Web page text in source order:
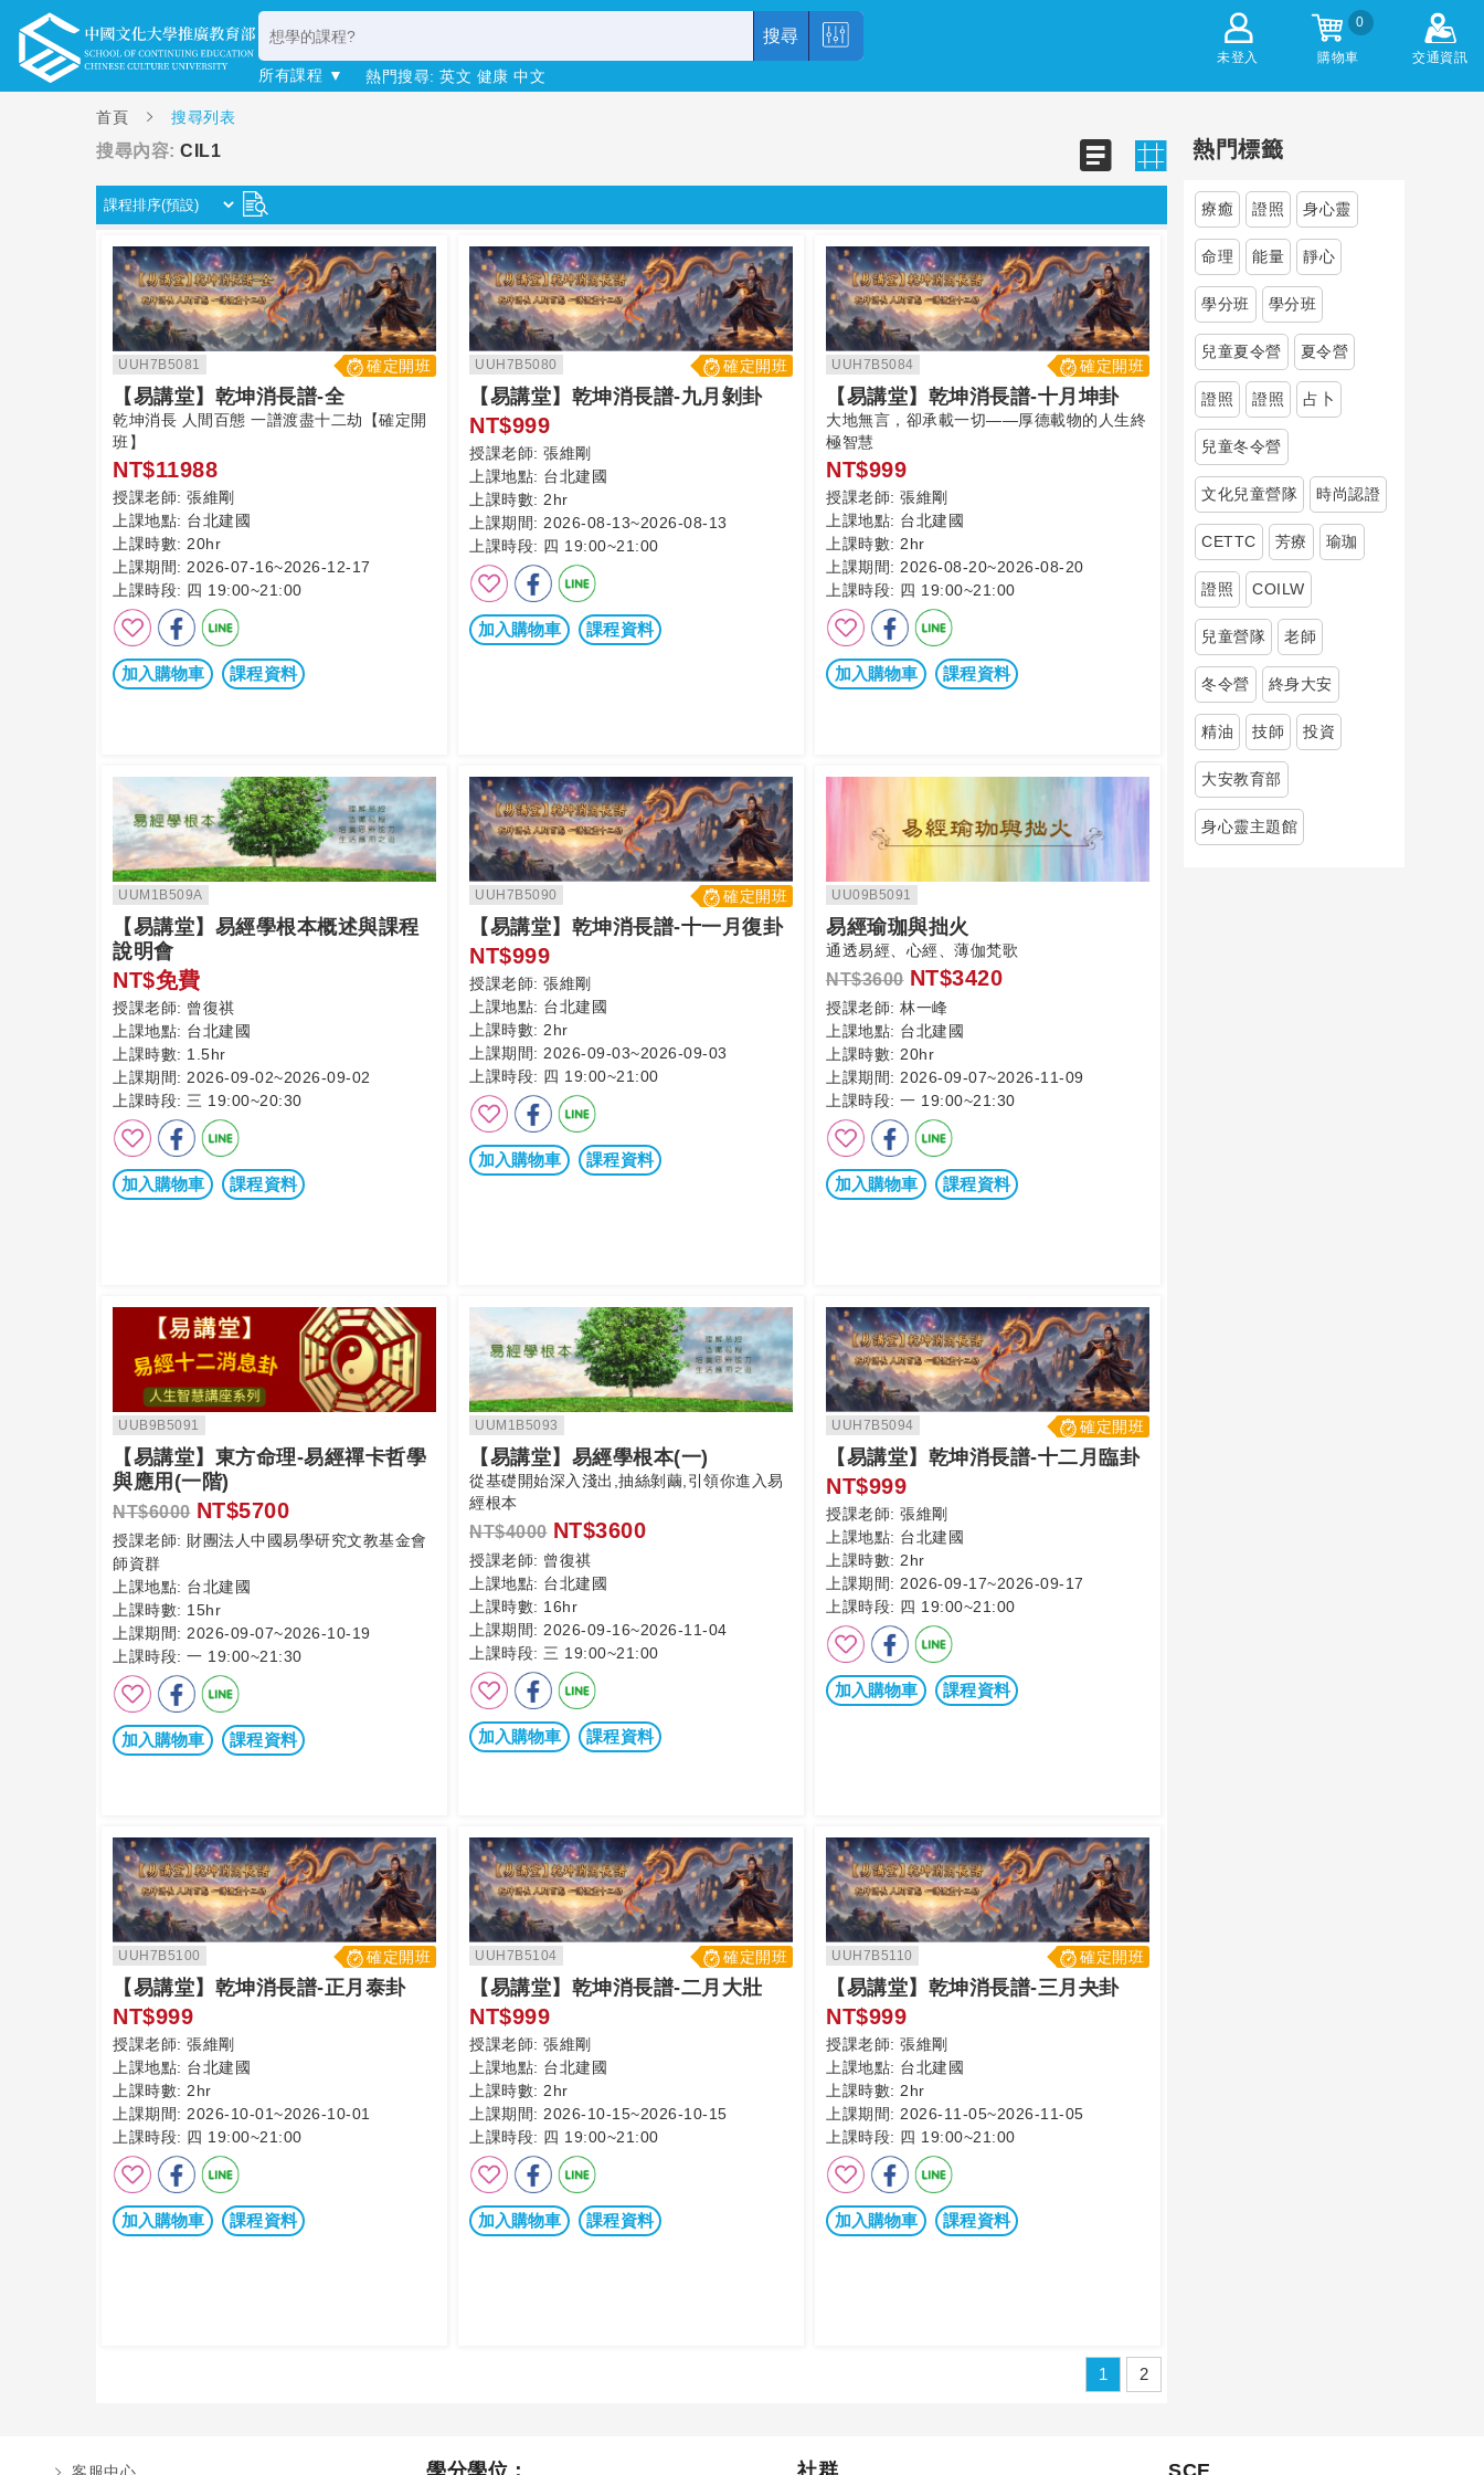
未登入
0
購物車 交通資訊
搜尋
所有課程 ▼ 熱門搜尋: 英文 健康 中文
首頁 搜尋列表
搜尋內容: CIL1
UUH7B5081 確定開班
【易講堂】乾坤消長譜-全
乾坤消長 人間百態 一譜渡盡十二劫【確定開
班】
NT$11988
授課老師: 張維剛
上課地點: 台北建國
上課時數: 20hr
上課期間: 2026-07-16~2026-12-17
上課時段: 四 19:00~21:00
加入購物車 課程資料
UUH7B5080 確定開班
【易講堂】乾坤消長譜-九月剝卦
NT$999
授課老師: 張維剛
上課地點: 台北建國
上課時數: 2hr
上課期間: 2026-08-13~2026-08-13
上課時段: 四 19:00~21:00
加入購物車 課程資料
UUH7B5084 確定開班
【易講堂】乾坤消長譜-十月坤卦
大地無言，卻承載一切——厚德載物的人生終
極智慧
NT$999
授課老師: 張維剛
上課地點: 台北建國
上課時數: 2hr
上課期間: 2026-08-20~2026-08-20
上課時段: 四 19:00~21:00
加入購物車 課程資料
UUM1B509A
【易講堂】易經學根本概述與課程
說明會
NT$免費
授課老師: 曾復祺
上課地點: 台北建國
上課時數: 1.5hr
上課期間: 2026-09-02~2026-09-02
上課時段: 三 19:00~20:30
加入購物車 課程資料
UUH7B5090 確定開班
【易講堂】乾坤消長譜-十一月復卦
NT$999
授課老師: 張維剛
上課地點: 台北建國
上課時數: 2hr
上課期間: 2026-09-03~2026-09-03
上課時段: 四 19:00~21:00
加入購物車 課程資料
UU09B5091
易經瑜珈與拙火
通透易經、心經、薄伽梵歌
NT$3600 NT$3420
授課老師: 林一峰
上課地點: 台北建國
上課時數: 20hr
上課期間: 2026-09-07~2026-11-09
上課時段: 一 19:00~21:30
加入購物車 課程資料
UUB9B5091
【易講堂】東方命理-易經禪卡哲學
與應用(一階)
NT$6000 NT$5700
授課老師: 財團法人中國易學研究文教基金會
師資群
上課地點: 台北建國
上課時數: 15hr
上課期間: 2026-09-07~2026-10-19
上課時段: 一 19:00~21:30
加入購物車 課程資料
UUM1B5093
【易講堂】易經學根本(一)
從基礎開始深入淺出,抽絲剝繭,引領你進入易
經根本
NT$4000 NT$3600
授課老師: 曾復祺
上課地點: 台北建國
上課時數: 16hr
上課期間: 2026-09-16~2026-11-04
上課時段: 三 19:00~21:00
加入購物車 課程資料
UUH7B5094 確定開班
【易講堂】乾坤消長譜-十二月臨卦
NT$999
授課老師: 張維剛
上課地點: 台北建國
上課時數: 2hr
上課期間: 2026-09-17~2026-09-17
上課時段: 四 19:00~21:00
加入購物車 課程資料
UUH7B5100 確定開班
【易講堂】乾坤消長譜-正月泰卦
NT$999
授課老師: 張維剛
上課地點: 台北建國
上課時數: 2hr
上課期間: 2026-10-01~2026-10-01
上課時段: 四 19:00~21:00
加入購物車 課程資料
UUH7B5104 確定開班
【易講堂】乾坤消長譜-二月大壯
NT$999
授課老師: 張維剛
上課地點: 台北建國
上課時數: 2hr
上課期間: 2026-10-15~2026-10-15
上課時段: 四 19:00~21:00
加入購物車 課程資料
UUH7B5110 確定開班
【易講堂】乾坤消長譜-三月夬卦
NT$999
授課老師: 張維剛
上課地點: 台北建國
上課時數: 2hr
上課期間: 2026-11-05~2026-11-05
上課時段: 四 19:00~21:00
加入購物車 課程資料
1 2
熱門標籤
療癒 證照 身心靈
命理 能量 靜心
學分班 學分班
兒童夏令營 夏令營
證照 證照 占卜
兒童冬令營
文化兒童營隊 時尚認證
CETTC 芳療 瑜珈
證照 COILW
兒童營隊 老師
冬令營 終身大安
精油 技師 投資
大安教育部
身心靈主題館
學分學位： 社群 SCE